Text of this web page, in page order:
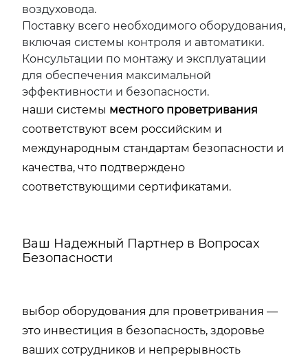
воздуховода.
Поставку всего необходимого оборудования,
включая системы контроля и автоматики.
Консультации по монтажу и эксплуатации
для обеспечения максимальной
эффективности и безопасности.
наши системы местного проветривания
соответствуют всем российским и
международным стандартам безопасности и
качества, что подтверждено
соответствующими сертификатами.
Ваш Надежный Партнер в Вопросах
Безопасности
выбор оборудования для проветривания —
это инвестиция в безопасность, здоровье
ваших сотрудников и непрерывность